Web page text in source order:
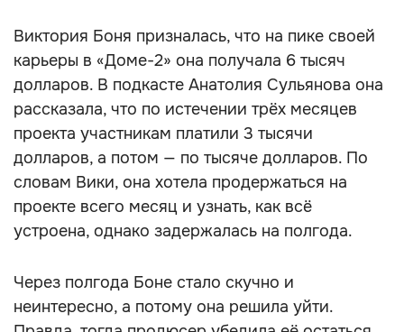
Виктория Боня призналась, что на пике своей
карьеры в «Доме-2» она получала 6 тысяч
долларов. В подкасте Анатолия Сульянова она
рассказала, что по истечении трёх месяцев
проекта участникам платили 3 тысячи
долларов, а потом — по тысяче долларов. По
словам Вики, она хотела продержаться на
проекте всего месяц и узнать, как всё
устроена, однако задержалась на полгода.
Через полгода Боне стало скучно и
неинтересно, а потому она решила уйти.